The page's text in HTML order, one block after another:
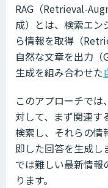
RAG（Retrieval-
成）とは、検索エン
ら情報を取得（
自然な文章を出力
生成を組み合わせた
このアプローチで
対して、まず関連す
検索し、それらの情
即した回答を生成し
では難しい最新情報
ります。